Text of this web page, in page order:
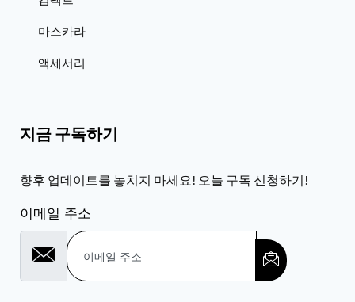
마스카라
액세서리
지금 구독하기
향후 업데이트를 놓치지 마세요! 오늘 구독 신청하기!
이메일 주소